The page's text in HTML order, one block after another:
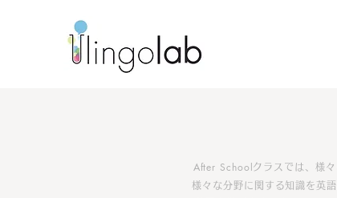
After Schoolクラスでは、様
様々な分野に関する知識を英